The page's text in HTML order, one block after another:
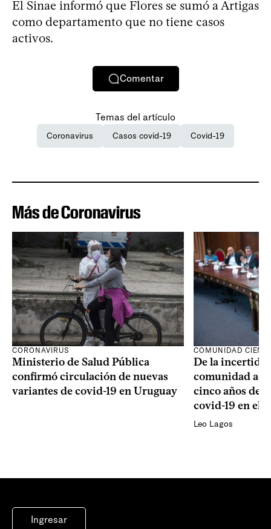
El Sinae informó que Flores se sumó a Artigas
como departamento que no tiene casos
activos.
Comentar
Temas del artículo
Coronavirus Casos covid-19 Covid-19
Más de Coronavirus
CORONAVIRUS
Ministerio de Salud Pública
confirmó circulación de nuevas
variantes de covid-19 en Uruguay
COMUNIDAD
De la
comunidad
cinco años de
covid-19 en el
Leo Lagos
Ingresar